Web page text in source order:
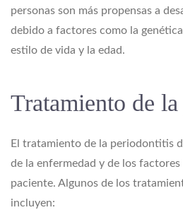
personas son más propensas a
debido a factores como la
estilo de vida y la edad.
Tratamiento de
El tratamiento de la periodontitis
de la enfermedad y de los
paciente. Algunos de los
incluyen: